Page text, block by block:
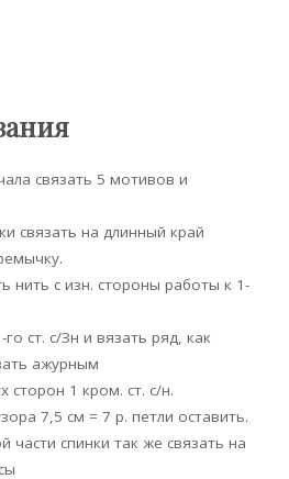
связать 5 мотивов и
связать на длинный край
нить с изн. стороны работы к 1-
ст. с/Зн и вязать ряд, как
ажурным
сторон 1 кром. ст. с/н.
7,5 см = 7 р. петли оставить.
части спинки так же связать на